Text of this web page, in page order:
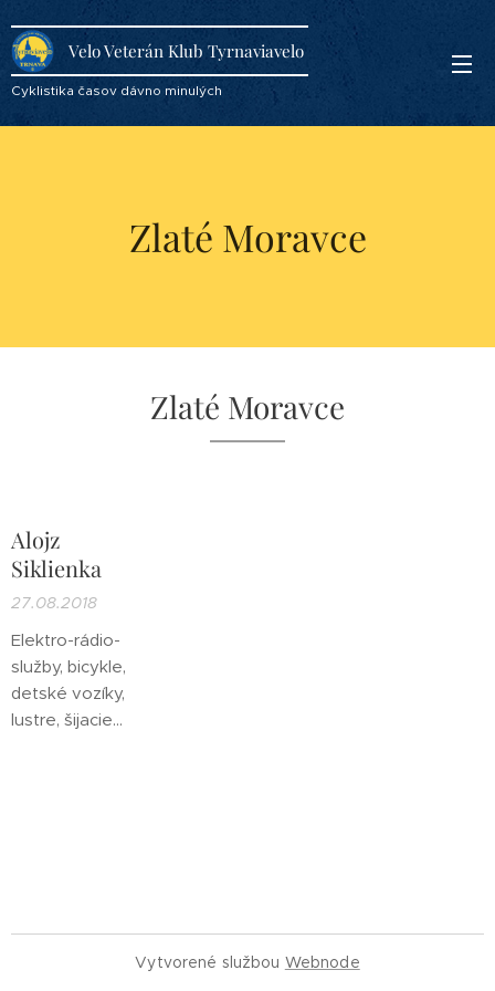
Velo Veterán Klub Tyrnaviavelo
Cyklistika časov dávno minulých
Zlaté Moravce
Zlaté Moravce
Alojz
Siklienka
27.08.2018
Elektro-rádio-
služby, bicykle,
detské vozíky,
lustre, šijacie
Vytvorené službou Webnode